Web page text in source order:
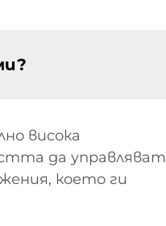
висока
да управляват
което ги